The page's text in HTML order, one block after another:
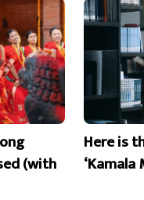
(with
Here is
‘Kamala